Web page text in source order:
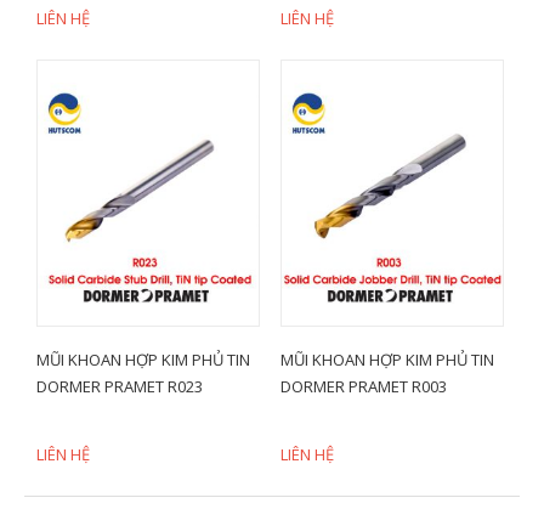
LIÊN HỆ LIÊN HỆ
MŨI KHOAN HỢP KIM PHỦ TIN
DORMER PRAMET R023
LIÊN HỆ
MŨI KHOAN HỢP KIM PHỦ TIN
DORMER PRAMET R003
LIÊN HỆ